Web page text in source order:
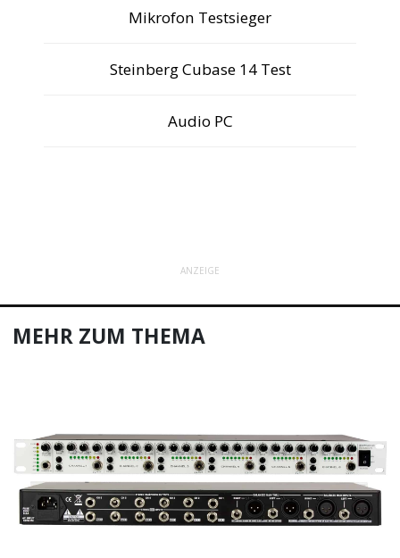
Mikrofon Testsieger
Steinberg Cubase 14 Test
Audio PC
ANZEIGE
MEHR ZUM THEMA